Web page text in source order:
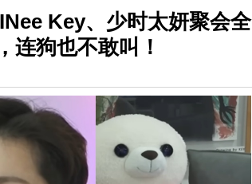
Key、少时太妍聚会全
连狗也不敢叫！